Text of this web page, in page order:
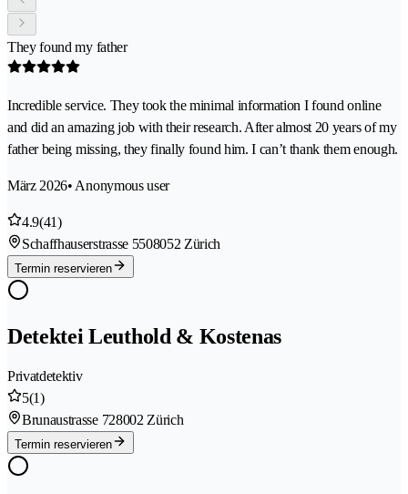
They found my father
Incredible service. They took the minimal information I found online
and did an amazing job with their research. After almost 20 years of my
father being missing, they finally found him. I can’t thank them enough.
März 2026• Anonymous user
4.9(41)
Schaffhauserstrasse 5508052 Zürich
Termin reservieren
Detektei Leuthold & Kostenas
Privatdetektiv
5(1)
Brunaustrasse 728002 Zürich
Termin reservieren